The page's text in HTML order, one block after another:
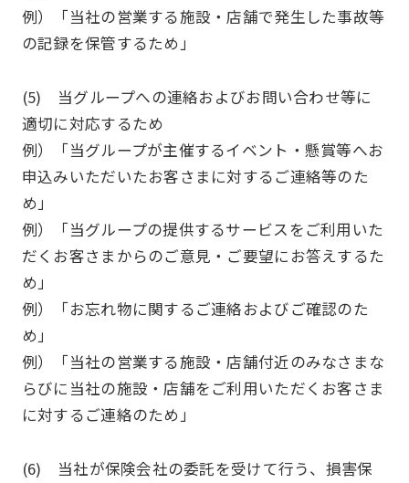
例）「当社の営業する施設・店舗で発生した事故等
の記録を保管するため」
(5) 当グループへの連絡およびお問い合わせ等に
適切に対応するため
例）「当グループが主催するイベント・懸賞等へお
申込みいただいたお客さまに対するご連絡等のた
め」
例）「当グループの提供するサービスをご利用いた
だくお客さまからのご意見・ご要望にお答えするた
め」
例）「お忘れ物に関するご連絡およびご確認のた
め」
例）「当社の営業する施設・店舗付近のみなさまな
らびに当社の施設・店舗をご利用いただくお客さま
に対するご連絡のため」
(6) 当社が保険会社の委託を受けて行う、損害保